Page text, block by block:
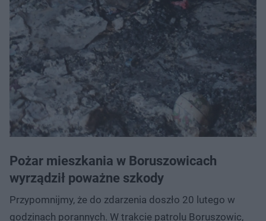
Pożar mieszkania w Boruszowicach
wyrządził poważne szkody
Przypomnijmy, że do zdarzenia doszło 20 lutego w
godzinach porannych. W trakcie patrolu Boruszowic,